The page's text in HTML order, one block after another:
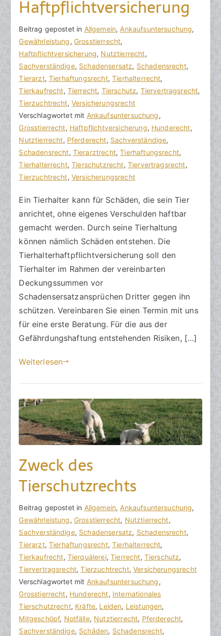
Haftpflichtversicherung
V
o
n
h
o
r
a
k
R
e
c
h
t
a
n
w
ä
l
B
e
i
t
r
a
g
v
e
r
ö
f
f
n
t
l
i
c
a
m
2
9
.
e
t
e
m
b
e
2
0
Beitrag gepostet in Allgemein, Ankaufsuntersuchung,
Gewährleistung, Grosstierrecht,
Haftpflichtversicherung, Nutztierrecht,
Sachverständige, Schadensersatz, Schadensrecht,
Tierarzt,Tierhaftungsrecht,Tierhalterrecht,
Tierkaufrecht, Tierrecht, Tierschutz, Tiervertragsrecht,
Tierzuchtrecht, Versicherungsrecht
Verschlagwortet mit Ankaufsuntersuchung,
Grosstierrecht, Haftpflichtversicherung, Hunderecht,
Nutztierrecht, Pferderecht, Sachverständige,
Schadensrecht, Tierarztrecht,Tierhaftungsrecht,
Tierhalterrecht,Tierschutzrecht, Tiervertragsrecht,
Tierzuchtrecht, Versicherungsrecht
K
e
i
n
e
K
o
m
m
e
n
t
a
e
zu
Tierhalter
brauchen
eine
Haftpflichtversicherung
Ein Tierhalter kann für Schäden, die sein Tier
anrichtet, ohne eigenes Verschulden haftbar
gemacht werden. Durch seine Tierhaltung
können nämlich Schäden entstehen. Die
Tierhalterhaftpflichtversicherung soll den
Tierhalter im Rahmen der vereinbarten
Deckungssummen vor
Schadensersatzansprüchen Dritter gegen ihn
schützen. Vereinbaren Sie einen Termin mit uns
für eine erste Beratung. Für die aus der
Gefährdungshaftung entstehenden Risiken, […]
Weiterlesen
Zweck des
Tierschutzrechts
V
o
n
h
o
r
a
k
R
e
c
B
e
i
t
r
a
g
v
e
r
ö
Beitrag gepostet in Allgemein,Ankaufsuntersuchung,
Gewährleistung, Grosstierrecht, Nutztierrecht,
Sachverständige, Schadensersatz, Schadensrecht,
Tierarzt,Tierhaftungsrecht,Tierhalterrecht,
Tierkaufrecht, Tierquälerei,Tierrecht, Tierschutz,
Tiervertragsrecht,Tierzuchtrecht,Versicherungsrecht
Verschlagwortet mit Ankaufsuntersuchung,
Grosstierrecht, Hunderecht, Internationales
Tierschutzrecht, Kräfte, Leiden, Leistungen,
Mitgeschöpf, Notfälle, Nutztierrecht, Pferderecht,
Sachverständige, Schäden, Schadensrecht,
K
e
i
n
e
K
o
m
m
e
n